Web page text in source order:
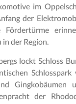
im
der
Fördertürme
der Region.
lockt Schloss
Gingkobäumen
der